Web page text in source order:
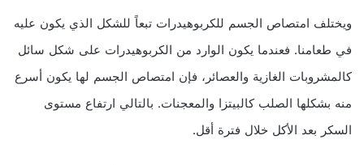
ويختلف امتصاص الجسم للكربوهيدرات تبعاً للشكل الذي يكون عليه
في طعامنا. فعندما يكون الوارد من الكربوهيدرات على شكل سائل
كالمشروبات الغازية والعصائر، فإن امتصاص الجسم لها يكون أسرع
منه بشكلها الصلب كالبيتزا والمعجنات. بالتالي ارتفاع مستوى
السكر بعد الأكل خلال فترة أقل.